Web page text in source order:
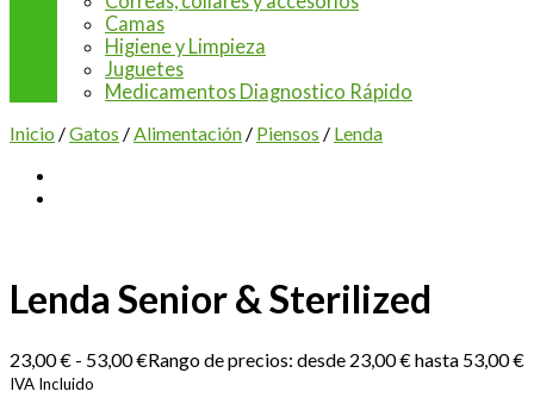
Camas
Higiene y Limpieza
Juguetes
Medicamentos Diagnostico Rápido
Inicio /Gatos /Alimentación / Piensos / Lenda
Lenda Senior & Sterilized
23,00€ - 53,00€Rango de precios: desde 23,00 € hasta 53,00 €
IVA Incluido